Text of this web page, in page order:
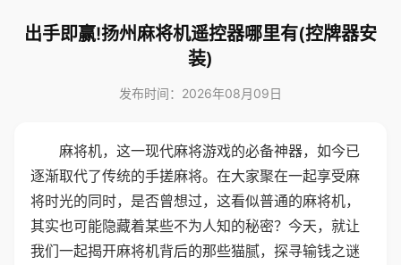
出手即赢!扬州麻将机遥控器哪里有(控牌器安
装)
发布时间：2026年08月09日
麻将机，这一现代麻将游戏的必备神器，如今已
逐渐取代了传统的手搓麻将。在大家聚在一起享受麻
将时光的同时，是否曾想过，这看似普通的麻将机，
其实也可能隐藏着某些不为人知的秘密？今天，就让
我们一起揭开麻将机背后的那些猫腻，探寻输钱之谜